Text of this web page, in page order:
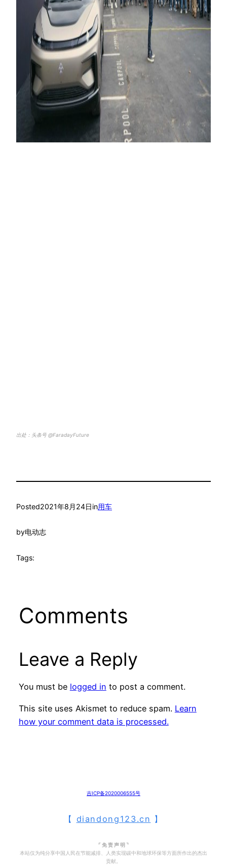
出处：头条号 @FaradayFuture
Posted2021年8月24日in用车
by电动志
Tags:
Comments
Leave a Reply
You must be logged in to post a comment.
This site uses Akismet to reduce spam. Learn
how your comment data is processed.
吉ICP备2020006555号
【 diandong123.cn 】
⌜ 免 责 声 明 ⌝
本站仅为纯分享中国人民在节能减排、人类实现碳中和地球环保等方面所作出的杰出
贡献。